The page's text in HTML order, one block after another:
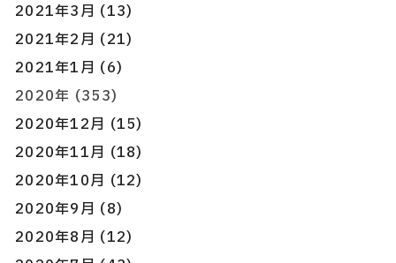
2021年3月 (13)
2021年2月 (21)
2021年1月 (6)
2020年 (353)
2020年12月 (15)
2020年11月 (18)
2020年10月 (12)
2020年9月 (8)
2020年8月 (12)